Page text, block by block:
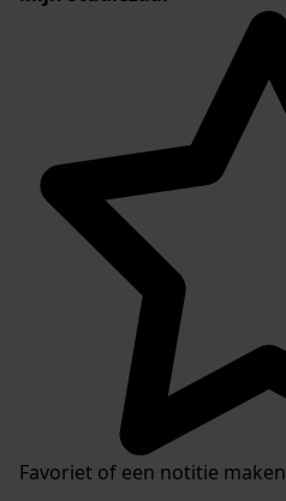
Favoriet of een notitie maken